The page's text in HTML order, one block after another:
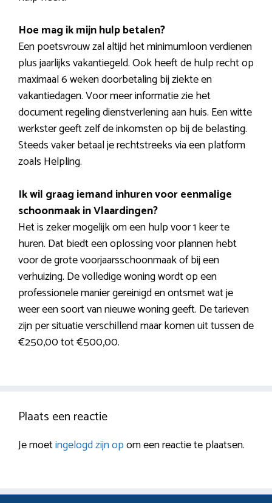
Hoe mag ik mijn hulp betalen?
Een poetsvrouw zal altijd het minimumloon verdienen
plus jaarlijks vakantiegeld. Ook heeft de hulp recht op
maximaal 6 weken doorbetaling bij ziekte en
vakantiedagen. Voor meer informatie zie het
document regeling dienstverlening aan huis. Een witte
werkster geeft zelf de inkomsten op bij de belasting.
Steeds vaker betaal je rechtstreeks via een platform
zoals Helpling.
Ik wil graag iemand inhuren voor eenmalige
schoonmaak in Vlaardingen?
Het is zeker mogelijk om een hulp voor 1 keer te
huren. Dat biedt een oplossing voor plannen hebt
voor de grote voorjaarsschoonmaak of bij een
verhuizing. De volledige woning wordt op een
professionele manier gereinigd en ontsmet wat je
weer een soort van nieuwe woning geeft. De tarieven
zijn per situatie verschillend maar komen uit tussen de
€250,00 tot €500,00.
Plaats een reactie
Je moetingelogd zijn opom een reactie te plaatsen.